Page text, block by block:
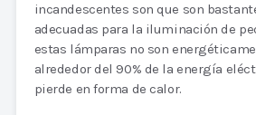
incandescentes son que son
adecuadas para la iluminación de
estas lámparas no son
alrededor del 90% de la energía
pierde en forma de calor.